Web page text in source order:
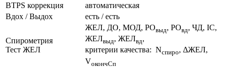
BTPS коррекция
автоматическая
Вдох / Выдох
есть / есть
Cпирометрия
Тест ЖЕЛ
ЖЕЛ, ДО, МОД, РОвыд, РОвд, ЧД, IC,
ЖЕЛвыд, ЖЕЛвд,
критерии качества: Nспиро, ΔЖЕЛ,
VокончСп